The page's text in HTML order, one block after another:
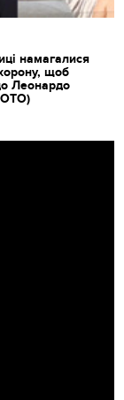
намагалися
щоб
Леонардо